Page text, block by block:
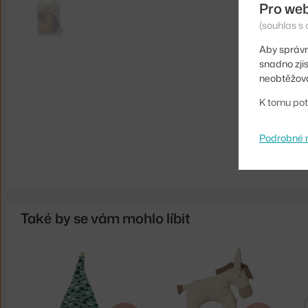
Také by se vám mohlo líbit
Pro
(souhlas s
Aby
snadno
K tomu
Podrobné